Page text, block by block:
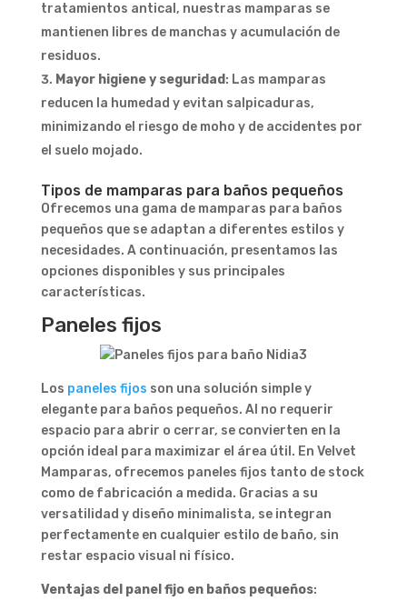
tratamientos antical, nuestras mamparas se
mantienen libres de manchas y acumulación de
residuos.
Mayor higiene y seguridad : Las mamparas
reducen la humedad y evitan salpicaduras,
minimizando el riesgo de moho y de accidentes por
el suelo mojado.
Tipos de mamparas para baños pequeños
Ofrecemos una gama de mamparas para baños
pequeños que se adaptan a diferentes estilos y
necesidades. A continuación, presentamos las
opciones disponibles y sus principales
características.
Paneles fijos
Los paneles fijos son una solución simple y
elegante para baños pequeños. Al no requerir
espacio para abrir o cerrar, se convierten en la
opción ideal para maximizar el área útil. En Velvet
Mamparas, ofrecemos paneles fijos tanto de stock
como de fabricación a medida. Gracias a su
versatilidad y diseño minimalista, se integran
perfectamente en cualquier estilo de baño, sin
restar espacio visual ni físico.
Ventajas del panel fijo en baños pequeños: